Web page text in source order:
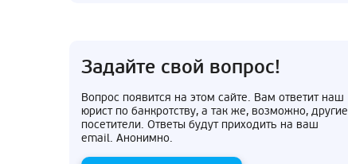
Задайте свой вопрос!
Вопрос появится на этом сайте. Вам ответит наш
юрист по банкротству, а так же, возможно, другие
посетители. Ответы будут приходить на ваш
email. Анонимно.